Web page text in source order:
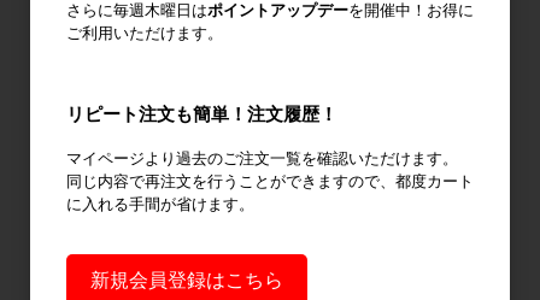
輸送用緩衝材 安全設備
オフィス用
さらに毎週木曜日はポイントアップデーを開催中！お得に
ご利用いただけます。
リピート注文も簡単！注文履歴！
マイページより過去のご注文一覧を確認いただけます。
同じ内容で再注文を行うことができますので、都度カート
に入れる手間が省けます。
新規会員登録はこちら